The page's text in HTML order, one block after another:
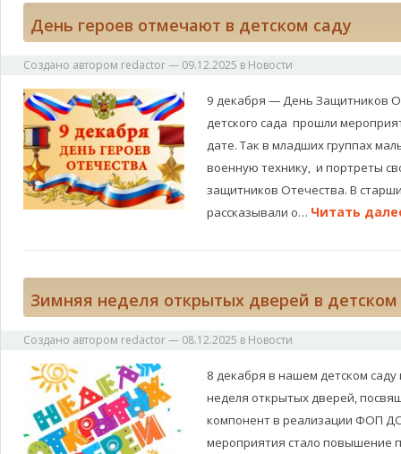
День героев отмечают в детском саду
Создано автором redactor— 09.12.2025 в Новости
9 декабря — День Защитников
детского сада прошли
дате. Так в младших группах
военную технику, и портреты
защитников Отечества. В
рассказывали о… Читать
Зимняя неделя открытых дверей в детском
Создано автором redactor— 08.12.2025 в Новости
8 декабря в нашем детском
неделя открытых дверей,
компонент в реализации ФОП
мероприятия стало повышение